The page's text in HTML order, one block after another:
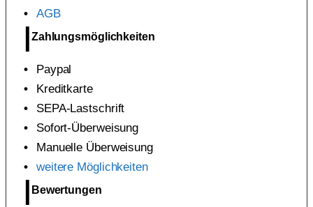
AGB
Zahlungsmöglichkeiten
Paypal
Kreditkarte
SEPA-Lastschrift
Sofort-Überweisung
Manuelle Überweisung
weitere Möglichkeiten
Bewertungen